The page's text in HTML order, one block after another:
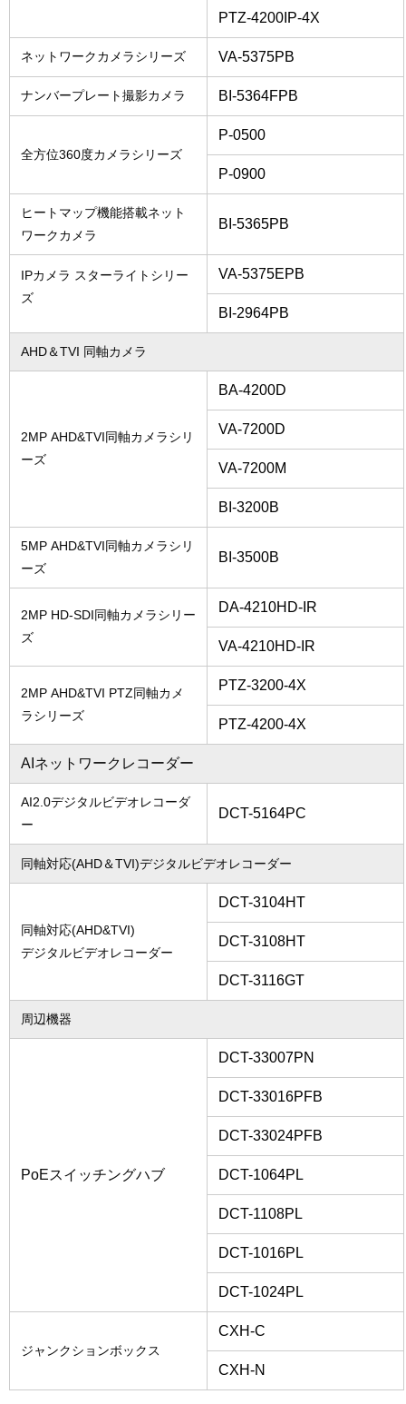
PTZ-4200IP-4X
ネットワークカメラシリーズ VA-5375PB
ナンバープレート撮影カメラ BI-5364FPB
全方位360度カメラシリーズ
P-0500
P-0900
ヒートマップ機能搭載ネット
ワークカメラ
BI-5365PB
IPカメラ スターライトシリー
ズ
VA-5375EPB
BI-2964PB
AHD＆TVI 同軸カメラ
2MP AHD&TVI同軸カメラシリ
ーズ
BA-4200D
VA-7200D
VA-7200M
BI-3200B
5MP AHD&TVI同軸カメラシリ
ーズ
BI-3500B
2MP HD-SDI同軸カメラシリー
ズ
DA-4210HD-IR
VA-4210HD-IR
2MP AHD&TVI PTZ同軸カメ
ラシリーズ
PTZ-3200-4X
PTZ-4200-4X
AIネットワークレコーダー
AI2.0デジタルビデオレコーダ
ー
DCT-5164PC
同軸対応(AHD＆TVI)デジタルビデオレコーダー
同軸対応(AHD&TVI)
デジタルビデオレコーダー
DCT-3104HT
DCT-3108HT
DCT-3116GT
周辺機器
PoEスイッチングハブ
DCT-33007PN
DCT-33016PFB
DCT-33024PFB
DCT-1064PL
DCT-1108PL
DCT-1016PL
DCT-1024PL
ジャンクションボックス
CXH-C
CXH-N